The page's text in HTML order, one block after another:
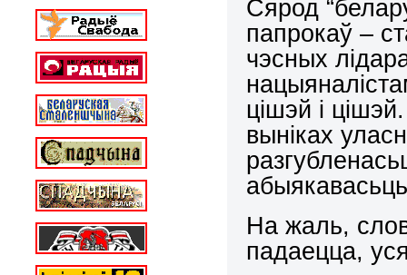
Сярод
папрокаў –
чэсных
цішэй і
выніках
На жаль,
падаецца,